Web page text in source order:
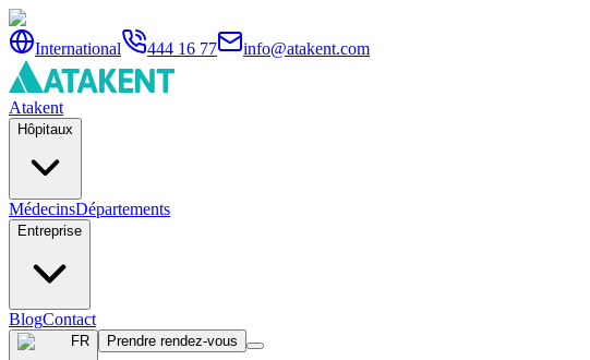
International 444 16 77 info@atakent.com
Atakent
Hôpitaux
MédecinsDépartements
Entreprise
BlogContact
FR Prendre rendez-vous